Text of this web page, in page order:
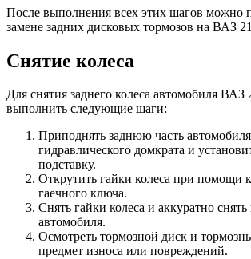
После выполнения всех этих шагов можно
замене задних дисковых тормозов на ВАЗ
Снятие колеса
Для снятия заднего колеса автомобиля ВАЗ
выполнить следующие шаги:
Приподнять заднюю часть
гидравлического домкрата и
подставку.
Открутить гайки колеса при помощи
гаечного ключа.
Снять гайки колеса и аккуратно снять
автомобиля.
Осмотреть тормозной диск и
предмет износа или повреждений.